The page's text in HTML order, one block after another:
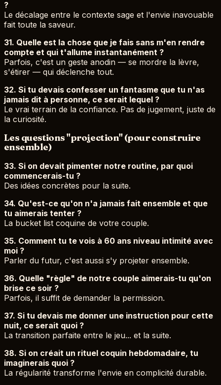
?
Le décalage entre le contexte sage et l'envie inavouable
fait toute la saveur.
31. Quelle est la chose que je fais sans m'en rendre
compte et qui t'allume instantanément ?
Parfois, c'est un geste anodin — se mordre la lèvre,
s'étirer — qui déclenche tout.
32. Si tu devais confesser un fantasme que tu n'as
jamais dit à personne, ce serait lequel ?
Le vrai terrain de la confiance. Pas de jugement, juste de
la curiosité.
Les questions "projection" (pour construire
ensemble)
33. Si on devait pimenter notre routine, par quoi
commencerais-tu ?
Des idées concrètes pour la suite.
34. Qu'est-ce qu'on n'a jamais fait ensemble et que
tu aimerais tenter ?
La bucket list coquine de votre couple.
35. Comment tu te vois à 60 ans niveau intimité avec
moi ?
Parler du futur, c'est aussi s'y projeter ensemble.
36. Quelle "règle" de notre couple aimerais-tu qu'on
brise ce soir ?
Parfois, il suffit de demander la permission.
37. Si tu devais me donner une instruction pour cette
nuit, ce serait quoi ?
La transition parfaite entre le jeu... et la suite.
38. Si on créait un rituel coquin hebdomadaire, tu
imaginerais quoi ?
La régularité transforme l'envie en complicité durable.